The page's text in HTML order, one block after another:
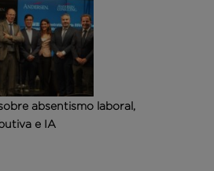
absentismo laboral,
e IA